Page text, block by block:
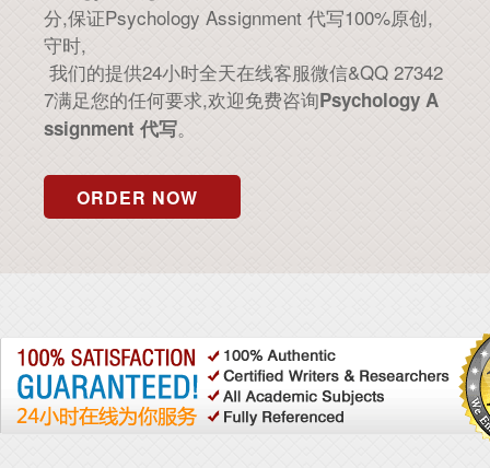
分,保证Psychology Assignment 代写100%原创,
守时,
我们的提供24小时全天在线客服微信&QQ 27342
7满足您的任何要求,欢迎免费咨询Psychology A
ssignment 代写。
ORDER NOW